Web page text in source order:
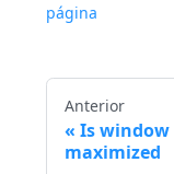
página
Anterior
Is window
maximized